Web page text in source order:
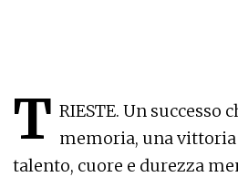
T RIESTE. Un successo
memoria, una
talento, cuore e durezza